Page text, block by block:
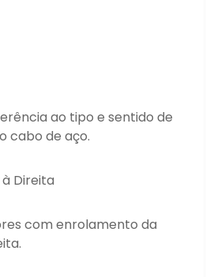
ao tipo e sentido de
cabo de aço.
à Direita
com enrolamento da